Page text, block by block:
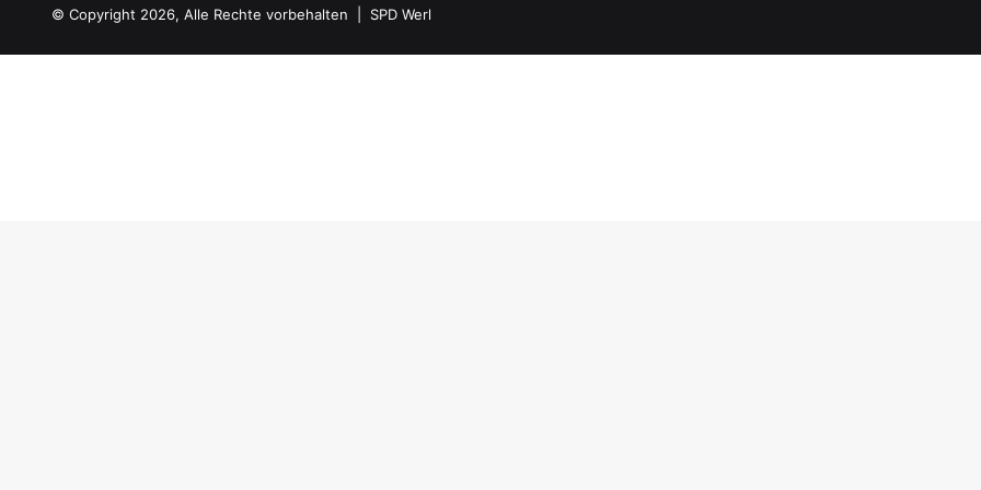
© Copyright 2026, Alle Rechte vorbehalten | SPD Werl